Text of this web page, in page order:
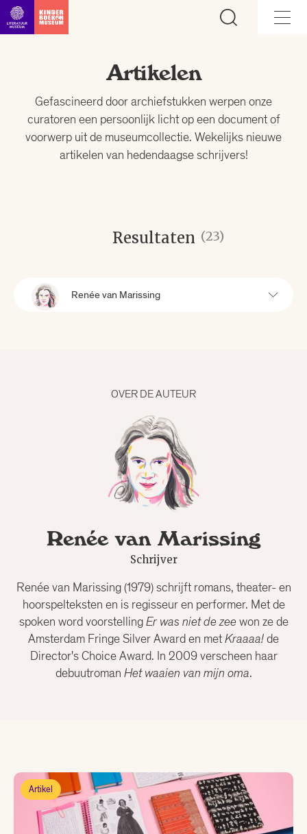
Ga direct naar inhoud
Artikelen
Gefascineerd door archiefstukken werpen onze
curatoren een persoonlijk licht op een document of
voorwerp uit de museumcollectie. Wekelijks nieuwe
artikelen van hedendaagse schrijvers!
Resultaten (23)
Renée van Marissing
Alma Mathijsen
Anne Louïse van den Dool
Bertram Mourits
Christiaan Weijts
Dean Bowen
Emma van Hooff
Femke Brockhus
OVER DE AUTEUR
Renée van Marissing
Schrijver
Renée van Marissing (1979) schrijft romans, theater- en
hoorspelteksten en is regisseur en performer. Met de
spoken word voorstellingEr was niet de zeewon ze de
Amsterdam Fringe Silver Award en metKraaaa!de
Director's Choice Award. In 2009 verscheen haar
debuutroman Het waaien van mijn oma.
Artikel